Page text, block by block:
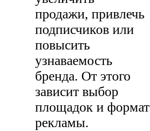
продажи, привлечь
подписчиков или
повысить
узнаваемость
бренда. От этого
зависит выбор
площадок и формат
рекламы.